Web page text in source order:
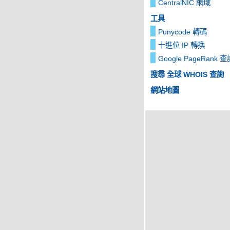
CentralNIC 網域
工具
Punycode 轉碼
十進位 IP 轉換
Google PageRank 查
搜尋 全球 WHOIS 查詢
網站地圖